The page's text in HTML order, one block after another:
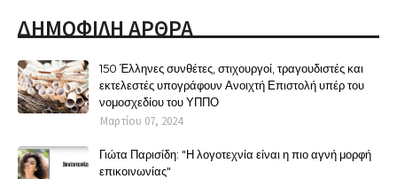
ΔΗΜΟΦΙΛΗ ΑΡΘΡΑ
150 Έλληνες συνθέτες, στιχουργοί, τραγουδιστές και
εκτελεστές υπογράφουν Ανοιχτή Επιστολή υπέρ του
νομοσχεδίου του ΥΠΠΟ
Μαρτίου 07, 2024
Γιώτα Παρισίδη: "Η λογοτεχνία είναι η πιο αγνή μορφή
επικοινωνίας"